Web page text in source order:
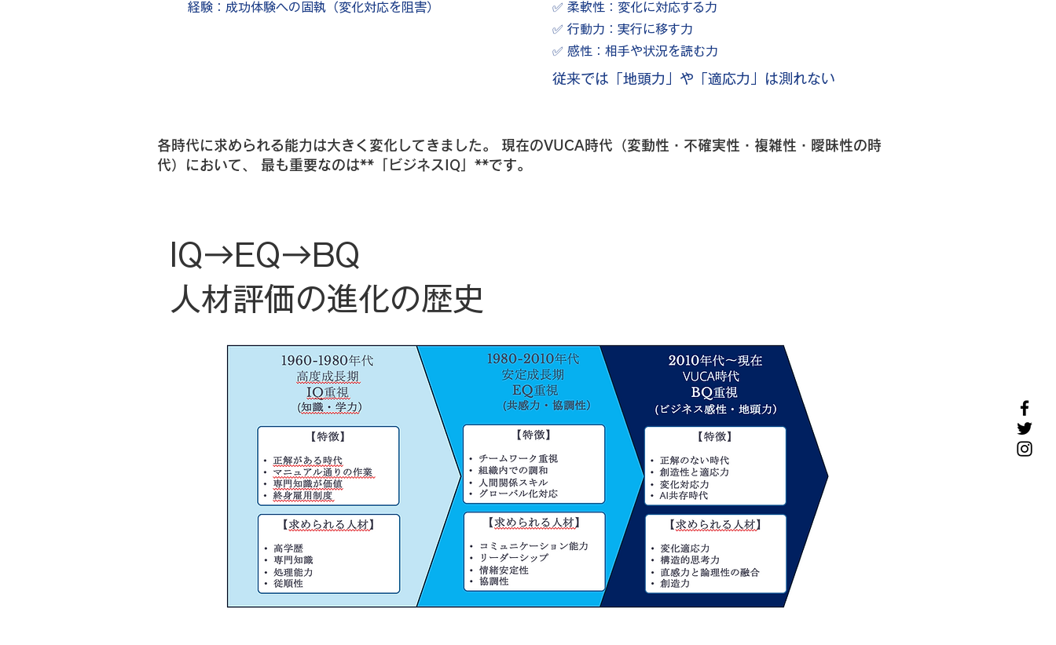
経験：成功体験への固執（変化対応を阻害）
✅ 柔軟性：変化に対応する力
✅ 行動力：実行に移す力
✅ 感性：相手や状況を読む力
従来では「地頭力」や「適応力」は測れない
各時代に求められる能力は大きく変化してきました。 現在のVUCA時代（変動性・不確実性・複雑性・曖昧性の時
代）において、 最も重要なのは**「ビジネスIQ」**です。
IQ→EQ→BQ
人材評価の進化の歴史